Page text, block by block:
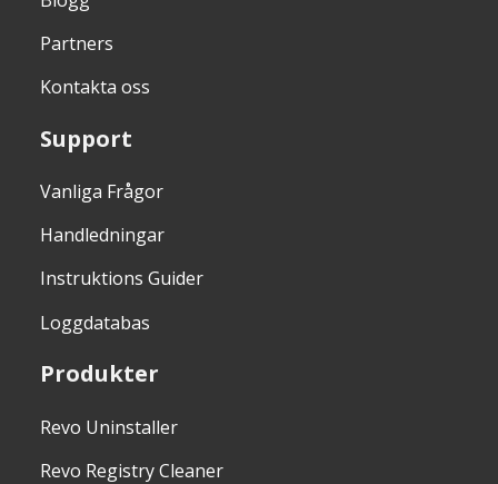
Partners
Kontakta oss
Support
Vanliga Frågor
Handledningar
Instruktions Guider
Loggdatabas
Produkter
Revo Uninstaller
Revo Registry Cleaner